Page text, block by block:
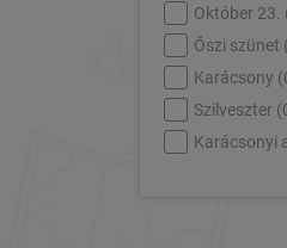
Október 23.
Őszi szünet (
Karácsony (
Szilveszter (
Karácsonyi